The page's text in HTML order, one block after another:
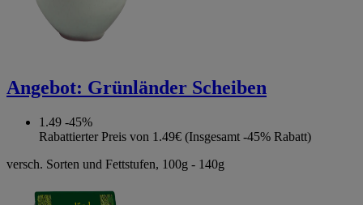
Angebot: Grünländer Scheiben
1.49 -45%
Rabattierter Preis von 1.49€ (Insgesamt -45% Rabatt)
versch. Sorten und Fettstufen, 100g - 140g